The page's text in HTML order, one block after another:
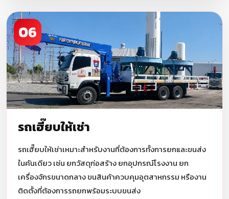
06
รถเฮี๊ยบให้เช่า
รถเฮี๊ยบให้เช่าเหมาะสำหรับงานที่ต้องการทั้งการยกและขนส่ง
ในคันเดียว เช่น ยกวัสดุก่อสร้าง ยกอุปกรณ์โรงงาน ยก
เครื่องจักรขนาดกลาง ขนสินค้าควบคุมอุตสาหกรรม หรืองาน
ติดตั้งที่ต้องการรถยกพร้อมระบบขนส่ง